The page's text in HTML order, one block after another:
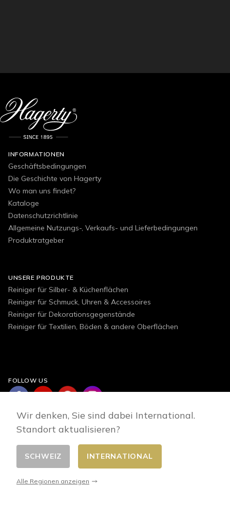
INFORMATIONEN
Geschäftsbedingungen
Die Geschichte von Hagerty
Wo man uns findet?
Kataloge
Datenschutzrichtlinie
Allgemeine Nutzungs-, Verkaufs- und Lieferbedingungen
Produktratgeber
UNSERE PRODUKTE
Reiniger für Silber- & Küchenflächen
Reiniger für Schmuck, Uhren & Accessoires
Reiniger für Dekorationsgegenstände
Reiniger für Textilien, Böden & andere Oberflächen
FOLLOW US
Land wählen
Wir denken, Sie sind dabei International.
Standort aktualisieren?
SCHWEIZ INTERNATIONAL
Alle Regionen anzeigen